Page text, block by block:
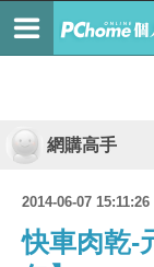
網購高手
2014-06-07 15:11:26
快車肉乾-